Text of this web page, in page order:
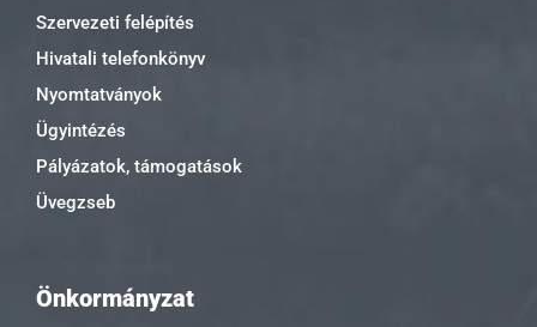
Szervezeti felépítés
Hivatali telefonkönyv
Nyomtatványok
Ügyintézés
Pályázatok, támogatások
Üvegzseb
Önkormányzat